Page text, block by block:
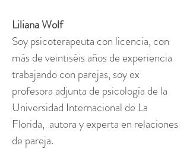
Liliana Wolf
Soy psicoterapeuta con licencia, con
más de veintiséis años de experiencia
trabajando con parejas, soy ex
profesora adjunta de psicología de la
Universidad Internacional de La
Florida, autora y experta en relaciones
de pareja.